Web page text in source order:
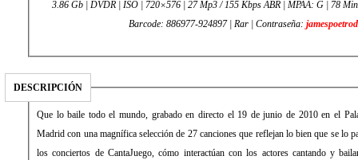
3.86 Gb | DVDR | ISO | 720×576 | 27 Mp3 / 155 Kbps ABR | MPAA: G | 78 Minutos | Español de España |
Barcode: 886977-924897 | Rar | Contraseña:
DESCRIPCIÓN
Que lo baile todo el mundo, grabado en directo el 19 de junio de 2010 en el
Madrid con una magnífica selección de 27 canciones que reflejan lo bien que se lo
los conciertos de CantaJuego, cómo interactúan con los actores cantando y